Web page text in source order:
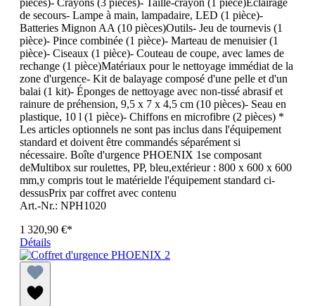
pièces)- Crayons (3 pièces)- Taille-crayon (1 pièce)Eclairage
de secours- Lampe à main, lampadaire, LED (1 pièce)-
Batteries Mignon AA (10 pièces)Outils- Jeu de tournevis (1
pièce)- Pince combinée (1 pièce)- Marteau de menuisier (1
pièce)- Ciseaux (1 pièce)- Couteau de coupe, avec lames de
rechange (1 pièce)Matériaux pour le nettoyage immédiat de la
zone d'urgence- Kit de balayage composé d'une pelle et d'un
balai (1 kit)- Éponges de nettoyage avec non-tissé abrasif et
rainure de préhension, 9,5 x 7 x 4,5 cm (10 pièces)- Seau en
plastique, 10 l (1 pièce)- Chiffons en microfibre (2 pièces) *
Les articles optionnels ne sont pas inclus dans l'équipement
standard et doivent être commandés séparément si
nécessaire. Boîte d'urgence PHOENIX 1se composant
deMultibox sur roulettes, PP, bleu,extérieur : 800 x 600 x 600
mm,y compris tout le matérielde l'équipement standard ci-
dessusPrix par coffret avec contenu
Art.-Nr.: NPH1020
1 320,90 €*
Détails